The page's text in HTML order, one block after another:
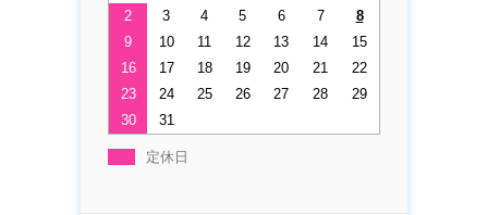
2
3 4 5 6 7
8
9
10 11 12 13 14
15
16
17 18 19 20 21
22
23
24 25 26 27 28
29
30
31
定休日